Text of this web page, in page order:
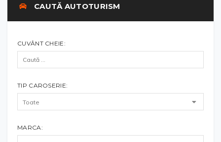
CAUTĂ AUTOTURISM
CUVÂNT CHEIE:
TIP CAROSERIE:
MARCA: